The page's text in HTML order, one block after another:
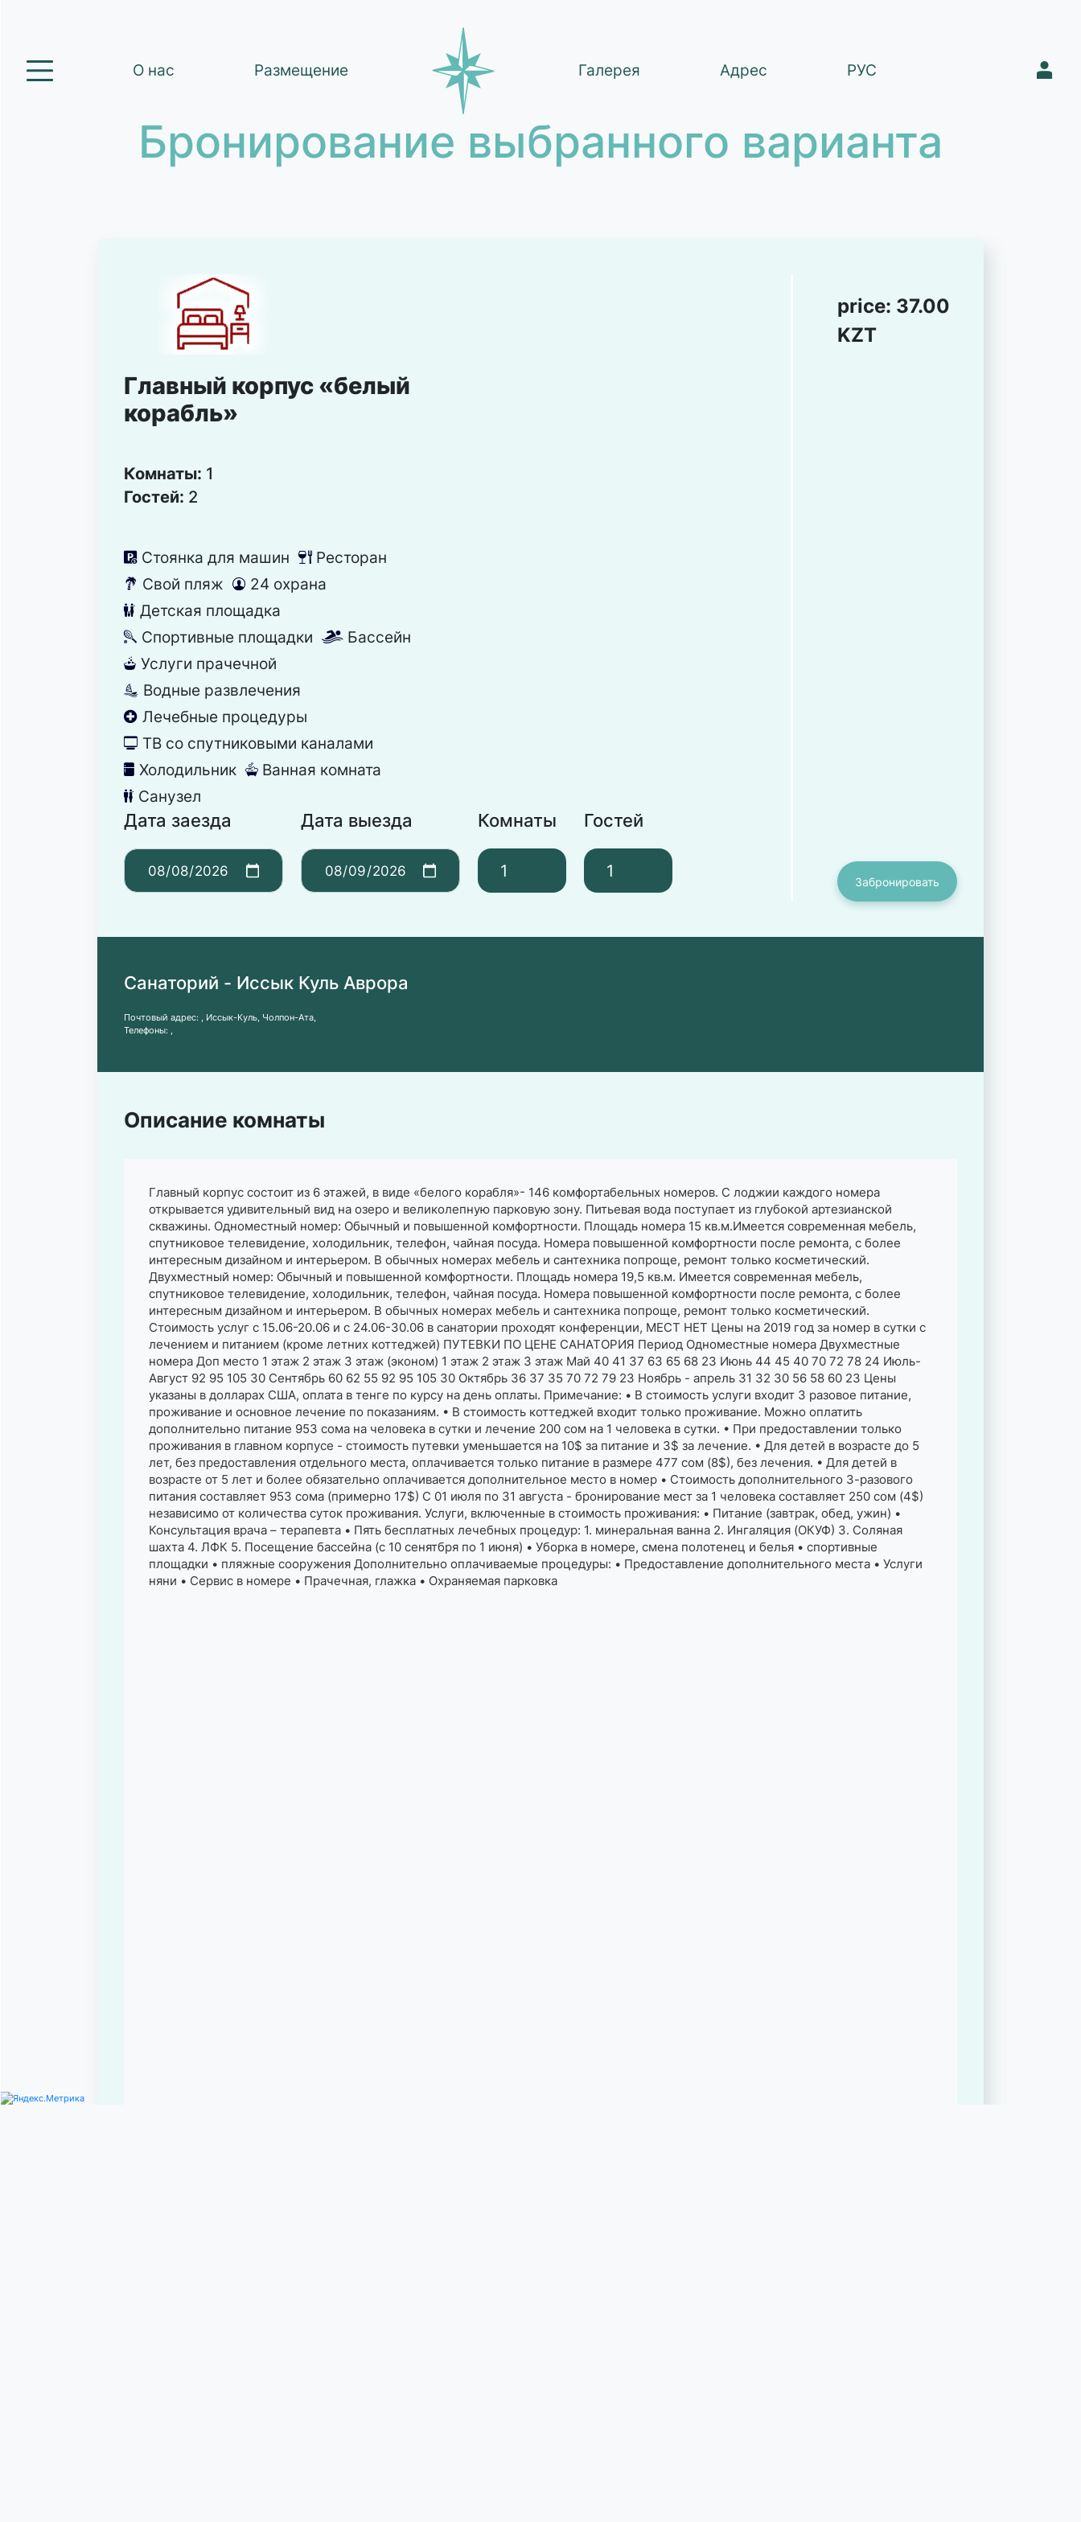
О нас Размещение Галерея Адрес РУС 1
Бронирование выбранного варианта
Главный корпус «белый
корабль»
Комнаты: 1
Гостей: 2
냧 Стоянка для машин 뎃 Ресторан
눢 Свой пляж 댑 24 охрана
끰 Детская площадка
끡 Спортивные площадки 끂 Бассейн
뀧 Услуги прачечной
뀦 Водные развлечения
냯 Лечебные процедуры
넎 ТВ со спутниковыми каналами
녒 Холодильник 넸 Ванная комната
댃 Санузел
Дата заезда Дата выезда Комнаты Гостей
price: 37.00
KZT
Санаторий - Иссык Куль Аврора
Почтовый адрес:
, Иссык-Куль, Чолпон-Ата,
Телефоны:
Описание комнаты